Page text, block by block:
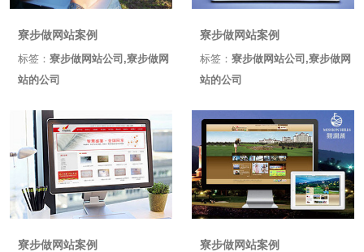
寮步做网站案例
标签： 寮步做网站公司,寮步做网
站的公司
寮步做网站案例
标签： 寮步做网站公司,寮步做网
站的公司
寮步做网站案例 寮步做网站案例